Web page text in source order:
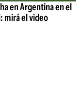
en Argentina en el
mirá el video